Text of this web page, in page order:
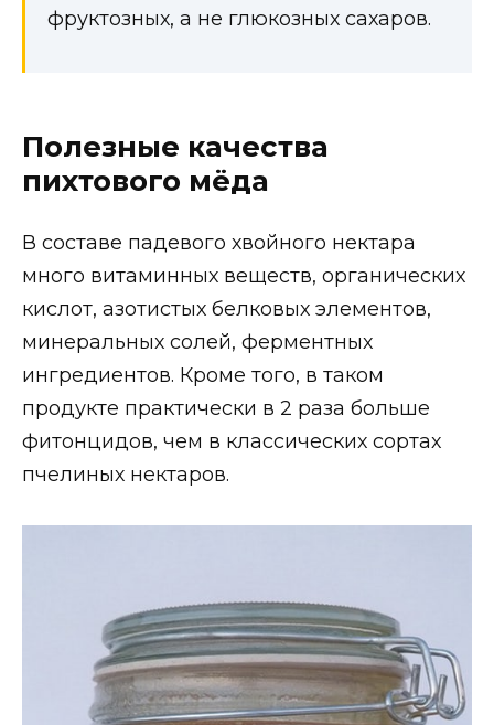
фруктозных, а не глюкозных сахаров.
Полезные качества
пихтового мёда
В составе падевого хвойного нектара
много витаминных веществ, органических
кислот, азотистых белковых элементов,
минеральных солей, ферментных
ингредиентов. Кроме того, в таком
продукте практически в 2 раза больше
фитонцидов, чем в классических сортах
пчелиных нектаров.